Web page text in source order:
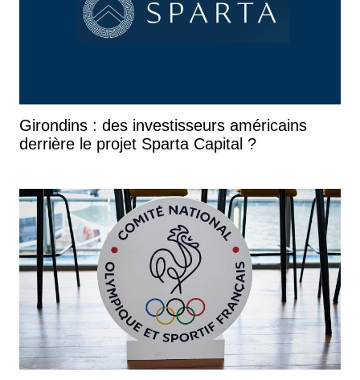
Girondins : des investisseurs américains
derrière le projet Sparta Capital ?